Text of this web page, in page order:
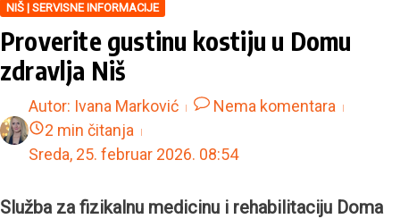
NIŠ | SERVISNE INFORMACIJE
Proverite gustinu kostiju u Domu
zdravlja Niš
Autor: Ivana Marković
Nema komentara
2 min čitanja
Sreda, 25. februar 2026. 08:54
Služba za fizikalnu medicinu i rehabilitaciju Doma